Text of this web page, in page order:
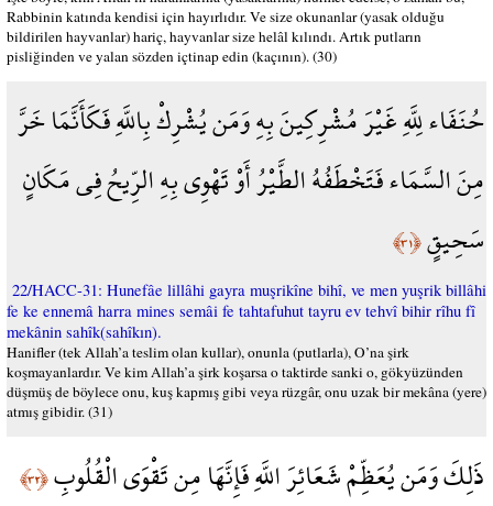
Rabbinin katında kendisi için hayırlıdır. Ve size okunanlar (yasak olduğu
bildirilen hayvanlar) hariç, hayvanlar size helâl kılındı. Artık putların
pisliğinden ve yalan sözden içtinap edin (kaçının). (30)
حُنَفَاء لِلَّهِ غَيْرَ مُشْرِكِينَ بِهِ وَمَن يُشْرِكْ بِاللَّهِ فَكَأَنَّمَا خَرَّ
مِنَ السَّمَاء فَتَخْطَفُهُ الطَّيْرُ أَوْ تَهْوِي بِهِ الرِّيحُ فِي مَكَانٍ
سَحِيقٍ﴿٣١﴾
22/HACC-31: Hunefâe lillâhi gayra muşrikîne bihî, ve men yuşrik billâhi
fe ke ennemâ harra mines semâi fe tahtafuhut tayru ev tehvî bihir rîhu fî
mekânin sahîk(sahîkın).
Hanifler (tek Allah’a teslim olan kullar), onunla (putlarla), O’na şirk
koşmayanlardır. Ve kim Allah’a şirk koşarsa o taktirde sanki o, gökyüzünden
düşmüş de böylece onu, kuş kapmış gibi veya rüzgâr, onu uzak bir mekâna (yere)
atmış gibidir. (31)
ذَلِكَ وَمَن يُعَظِّمْ شَعَائِرَ اللَّهِ فَإِنَّهَا مِن تَقْوَى الْقُلُوبِ﴿٣٢﴾